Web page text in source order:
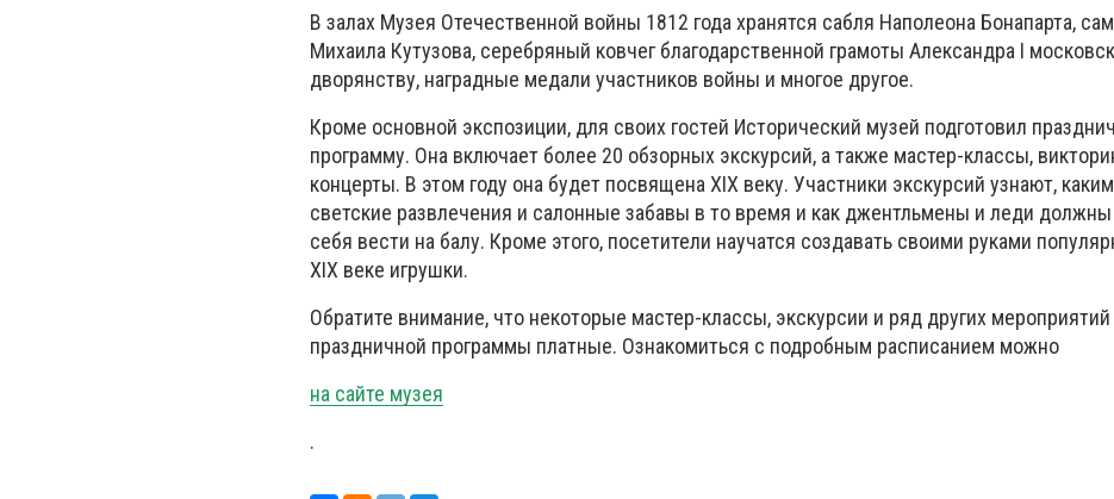
В залах Музея Отечественной войны 1812 года хранятся сабля Наполеона Бонапарта,
Михаила Кутузова, серебряный ковчег благодарственной грамоты Александра I
дворянству, наградные медали участников войны и многое другое.
Кроме основной экспозиции, для своих гостей Исторический музей подготовил
программу. Она включает более 20 обзорных экскурсий, а также мастер-классы,
концерты. В этом году она будет посвящена XIX веку. Участники экскурсий узнают,
светские развлечения и салонные забавы в то время и как джентльмены и леди
себя вести на балу. Кроме этого, посетители научатся создавать своими руками
XIX веке игрушки.
Обратите внимание, что некоторые мастер-классы, экскурсии и ряд других мероприятий
праздничной программы платные. Ознакомиться с подробным расписанием можно
на сайте музея
.